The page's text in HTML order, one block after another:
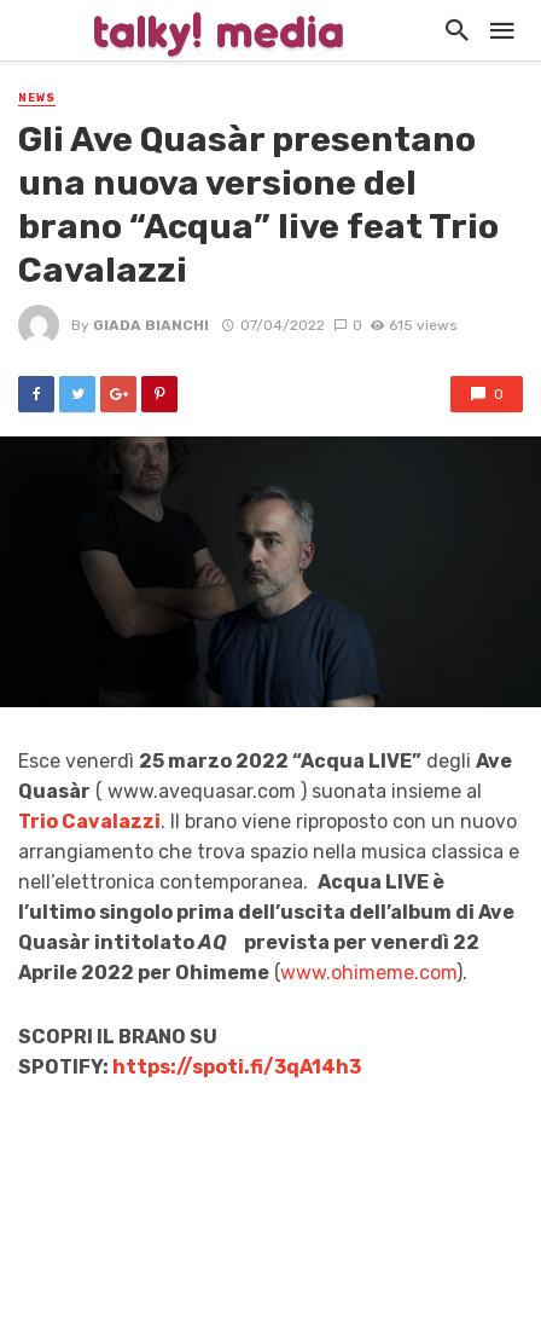
NEWS
Gli Ave Quasàr presentano
una nuova versione del
brano “Acqua” live feat Trio
Cavalazzi
By GIADA BIANCHI 07/04/2022 0 615 views
0
Esce venerdì 25 marzo 2022 “Acqua LIVE” degli Ave
Quasàr ( www.avequasar.com ) suonata insieme al
Trio Cavalazzi. ll brano viene riproposto con un nuovo
arrangiamento che trova spazio nella musica classica e
nell’elettronica contemporanea. Acqua LIVE è
l’ultimo singolo prima dell’uscita dell’album di Ave
Quasàr intitolatoAQprevista per venerdì 22
Aprile 2022 per Ohimeme (www.ohimeme.com).
SCOPRI IL BRANO SU
SPOTIFY: https://spoti.fi/3qA14h3